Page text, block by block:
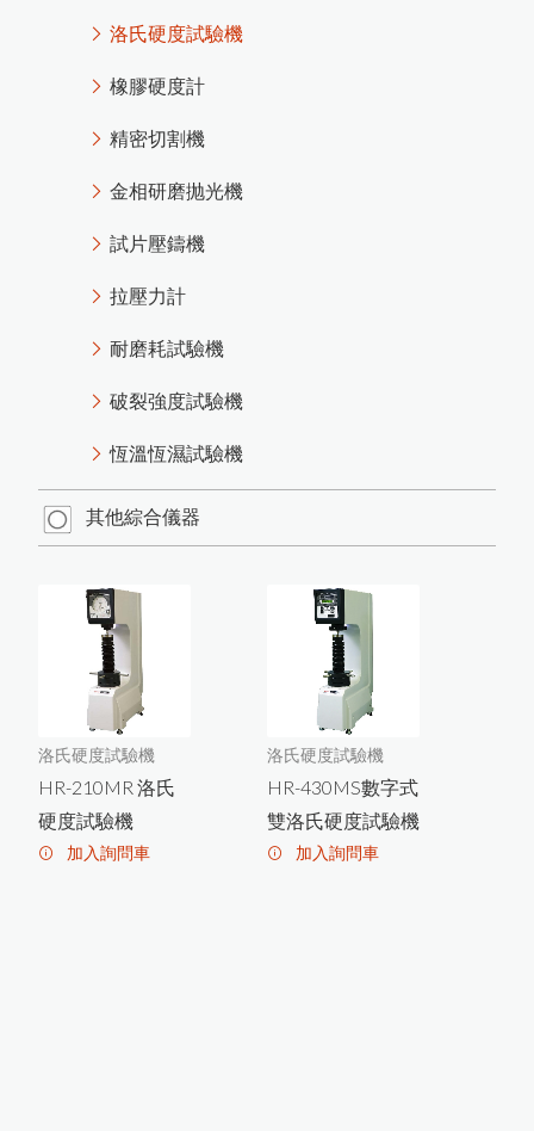
耐磨耗試驗機
破裂強度試驗機
噪音計
轉速計
糖度計
精密天平
恆溫水槽
全新螢幕
New PosiTector主機
Rhopint ID影像傳輸外觀儀
PosiTest OTL爐溫記錄器
羽毛的水分測量
米飯的含水量測量
P
o
siT
ecto
r D
P
M
L
金
屬
表
面
露
點
記
錄
器
HI-700生質燃料水分計
洛氏硬度試驗機
橡膠硬度計
精密切割機
金相研磨抛光機
試片壓鑄機
拉壓力計
耐磨耗試驗機
破裂強度試驗機
恆溫恆濕試驗機
其他綜合儀器
洛氏硬度試驗機
HR-210MR 洛氏
硬度試驗機
加入詢問車
洛氏硬度試驗機
HR-430MS數字式
雙洛氏硬度試驗機
加入詢問車